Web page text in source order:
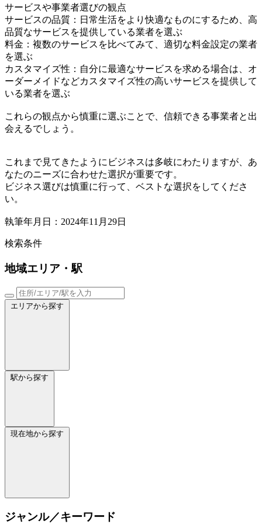
サービスや事業者選びの観点
サービスの品質：日常生活をより快適なものにするため、高
品質なサービスを提供している業者を選ぶ
料金：複数のサービスを比べてみて、適切な料金設定の業者
を選ぶ
カスタマイズ性：自分に最適なサービスを求める場合は、オ
ーダーメイドなどカスタマイズ性の高いサービスを提供して
いる業者を選ぶ
これらの観点から慎重に選ぶことで、信頼できる事業者と出
会えるでしょう。
これまで見てきたようにビジネスは多岐にわたりますが、あ
なたのニーズに合わせた選択が重要です。
ビジネス選びは慎重に行って、ベストな選択をしてくださ
い。
執筆年月日：2024年11月29日
検索条件
地域エリア・駅
エリアから探す
駅から探す
現在地から探す
ジャンル／キーワード